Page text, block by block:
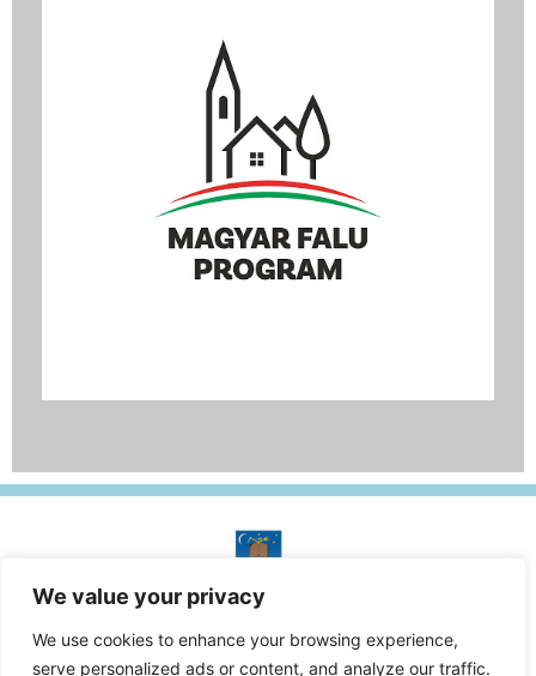
We value your privacy
We use cookies to enhance your browsing experience,
serve personalized ads or content, and analyze our traffic.
A honlap tulajdonosa:
Kercaszomor Község Önkormányzata
© Minden jog fenntartva.